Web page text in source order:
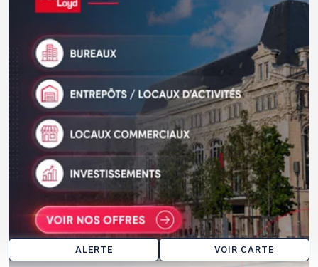
ALERTE VOIR CARTE